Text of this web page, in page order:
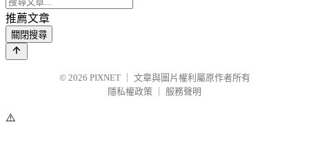
推薦文章
關閉搜尋
© 2026 PIXNET
文章與圖片權利屬原作者所有
隱私權政策
服務聲明
⚠️